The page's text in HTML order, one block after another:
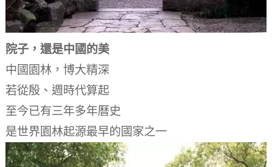
院子，還是中國的美
中國園林，博大精深
若從殷、週時代算起
至今已有三年多年曆史
是世界園林起源最早的國家之一